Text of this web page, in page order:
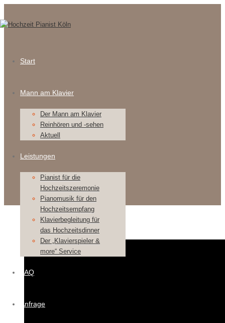
Start
Mann am Klavier
Der Mann am Klavier
Reinhören und -sehen
Aktuell
Leistungen
Pianist für die
Hochzeitszeremonie
Pianomusik für den
Hochzeitsempfang
Klavierbegleitung für
das Hochzeitsdinner
Der „Klavierspieler &
more“ Service
FAQ
Anfrage